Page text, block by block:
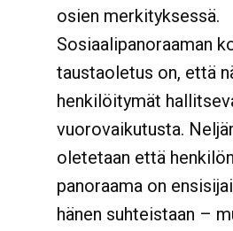
osien merkityksessä.
Sosiaalipanoraaman
taustaoletus on, että
henkilöitymät
vuorovaikutusta.
oletetaan että
panoraama on
hänen suhteistaan –